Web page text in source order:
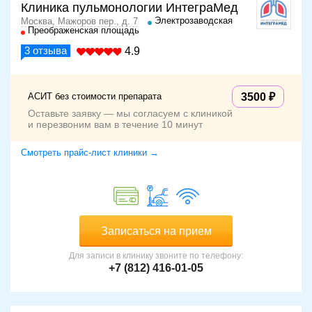
Клиника пульмонологии ИнтеграМед
Москва, Мажоров пер., д. 7
Электрозаводская
Преображенская площадь
3 отзыва 4.9
АСИТ без стоимости препарата 3500
Оставьте заявку — мы согласуем с клиникой
и перезвоним вам в течение 10 минут
Смотреть прайс-лист клиники →
Записаться на прием
Для записи в клинику звоните по телефону:
+7 (812) 416-01-05